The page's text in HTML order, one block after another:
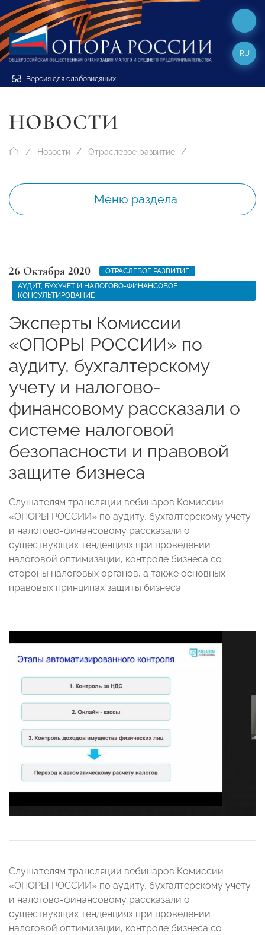
Версия для слабовидящих
RU
НОВОСТИ
Новости Отраслевое развитие
Меню раздела
26 Октября 2020
ОТРАСЛЕВОЕ РАЗВИТИЕ
АУДИТ, БУХУЧЕТ И НАЛОГОВО-ФИНАНСОВОЕ
КОНСУЛЬТИРОВАНИЕ
Эксперты Комиссии
«ОПОРЫ РОССИИ» по
аудиту, бухгалтерскому
учету и налогово-
финансовому рассказали о
системе налоговой
безопасности и правовой
защите бизнеса
Слушателям трансляции вебинаров Комиссии
«ОПОРЫ РОССИИ» по аудиту, бухгалтерскому учету
и налогово-финансовому рассказали о
существующих тенденциях при проведении
налоговой оптимизации, контроле бизнеса со
стороны налоговых органов, а также основных
правовых принципах защиты бизнеса.
Слушателям трансляции вебинаров Комиссии
«ОПОРЫ РОССИИ» по аудиту, бухгалтерскому учету
и налогово-финансовому рассказали о
существующих тенденциях при проведении
налоговой оптимизации, контроле бизнеса со